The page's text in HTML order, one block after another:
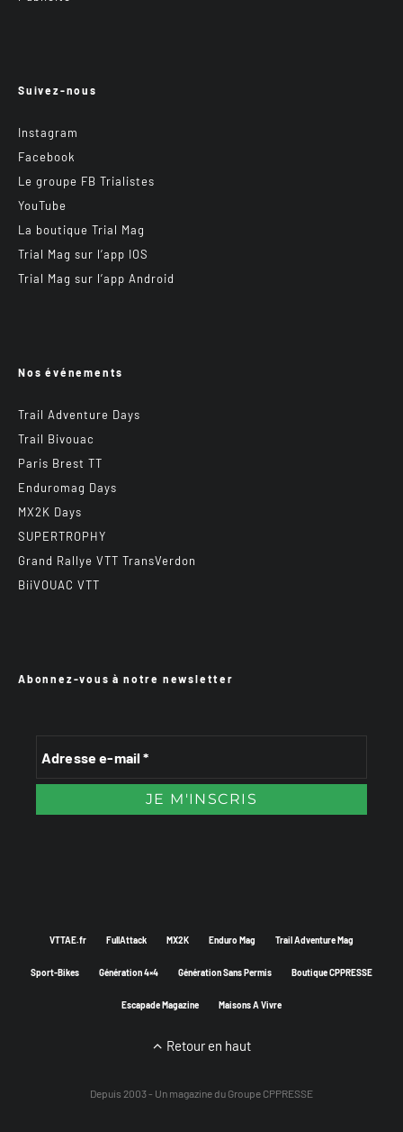
Suivez-nous
Instagram
Facebook
Le groupe FB Trialistes
YouTube
La boutique Trial Mag
Trial Mag sur l’app IOS
Trial Mag sur l’app Android
Nos événements
Trail Adventure Days
Trail Bivouac
Paris Brest TT
Enduromag Days
MX2K Days
SUPERTROPHY
Grand Rallye VTT TransVerdon
BiiVOUAC VTT
Abonnez-vous à notre newsletter
VTTAE.fr FullAttack MX2K Enduro Mag Trail Adventure Mag
Sport-Bikes Génération 4×4 Génération Sans Permis Boutique CPPRESSE
Escapade Magazine Maisons A Vivre
Retour en haut
Depuis 2003 - Un magazine du Groupe CPPRESSE